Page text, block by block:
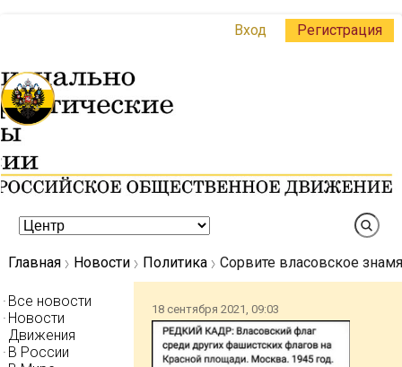
Вход Регистрация
Главная Новости Политика Сорвите власовское
Все новости
Новости
Движения
В России
18 сентября 2021, 09:03